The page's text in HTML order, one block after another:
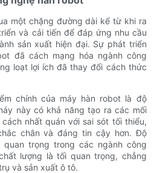
một chặng đường dài kể từ khi ra
và cải tiến để đáp ứng nhu cầu
sản xuất hiện đại. Sự phát triển
đã cách mạng hóa ngành công
loạt lợi ích đã thay đổi cách thức
chính của máy hàn robot là độ
này có khả năng tạo ra các mối
nhất quán với sai sót tối thiểu,
chắn và đáng tin cậy hơn. Độ
trọng trong các ngành công
lượng là tối quan trọng, chẳng
và sản xuất ô tô.